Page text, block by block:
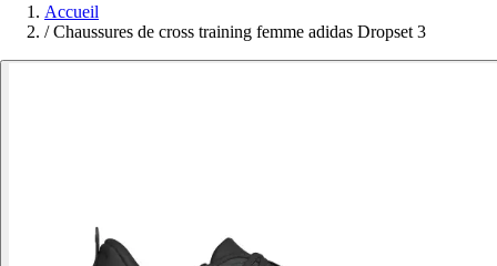
Accueil
/ Chaussures de cross training femme adidas Dropset 3